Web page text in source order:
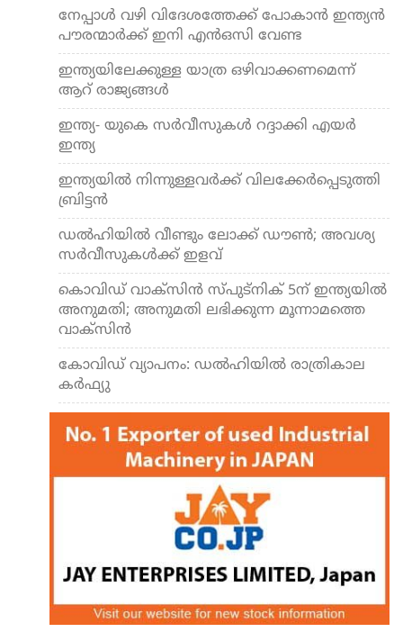
നേപ്പാള്‍ വഴി വിദേശത്തേക്ക് പോകാന്‍ ഇന്ത്യന്‍
പൗരന്മാര്‍ക്ക് ഇനി എന്‍ഒസി വേണ്ട
ഇന്ത്യയിലേക്കുള്ള യാത്ര ഒഴിവാക്കണമെന്ന്
ആറ് രാജ്യങ്ങള്‍
ഇന്ത്യ- യുകെ സര്‍വീസുകള്‍ റദ്ദാക്കി എയര്‍
ഇന്ത്യ
ഇന്ത്യയില്‍ നിന്നുള്ളവര്‍ക്ക് വിലക്കേര്‍പ്പെടുത്തി
ബ്രിട്ടന്‍
ഡല്‍ഹിയില്‍ വീണ്ടും ലോക്ക് ഡൗണ്‍; അവശ്യ
സര്‍വീസുകള്‍ക്ക് ഇളവ്
കൊവിഡ് വാക്സിന്‍ സ്പുട്നിക് 5ന് ഇന്ത്യയില്‍
അനുമതി; അനുമതി ലഭിക്കുന്ന മൂന്നാമത്തെ
വാക്സിന്‍
കോവിഡ് വ്യാപനം: ഡല്‍ഹിയില്‍ രാത്രികാല
കര്‍ഫ്യു